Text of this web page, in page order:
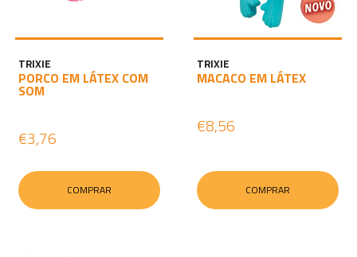
TRIXIE
PORCO EM LÁTEX COM
SOM
€3,76
COMPRAR
TRIXIE
MACACO EM LÁTEX
€8,56
COMPRAR